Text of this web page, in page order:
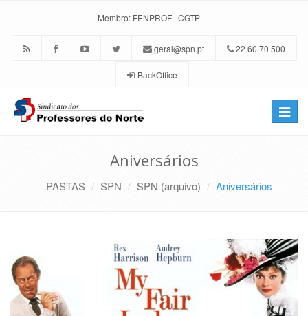
Membro: FENPROF | CGTP
geral@spn.pt 22 60 70 500
BackOffice
Toggle
Aniversários
PASTAS SPN SPN (arquivo) Aniversários